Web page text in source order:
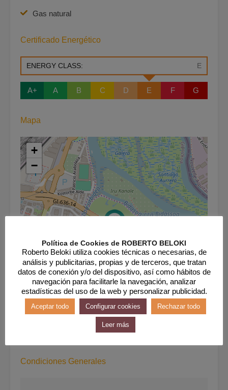
Gas natural
Certificado Energético
ENERGY CLASS: E
A+ A B C D E F G
Mapa
+
−
Condiciones Generales
Política de Cookies de ROBERTO BELOKI
Roberto Beloki utiliza cookies técnicas o necesarias, de
análisis y publicitarias, propias y de terceros, que tratan
datos de conexión y/o del dispositivo, así como hábitos de
navegación para facilitarle la navegación, analizar
estadísticas del uso de la web y personalizar publicidad.
Aceptar todo Configurar cookies Rechazar todo
Leer más